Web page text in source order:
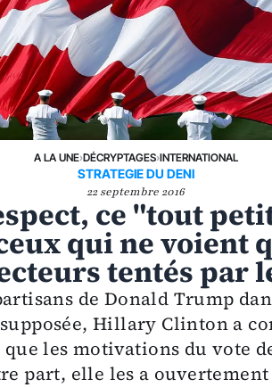
A LA UNE›DÉCRYPTAGES›INTERNATIONAL
STRATEGIE DU DENI
22 septembre 2016
ce "tout
qui ne voient
tentés par
de Donald Trump
Hillary Clinton a
les motivations du vote
part, elle les a